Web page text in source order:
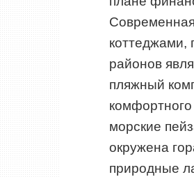
Современная
коттеджами,
районов
пляжный
морские
окружена
природные